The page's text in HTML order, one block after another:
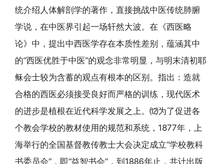
统介绍人体解剖学的著作，直接挑战中医传统肺腑
学说，在中医界引起一场轩然大波。在《西医略
论》中，提出中西医学存在本质性差别，蕴涵其中
的“西医优胜于中医”的观念非常明显，与明末清初耶
稣会士较为含蓄的观点有根本的区别。指出：造就
合格的西医必须接受良好而严格的训练，现代医术
的进步是植根在近代科学发展之上。⑿为了促进各
个教会学校的教材使用的规范和系统，1877年，上
海举行的全国基督教传教士大会决定成立“学校教科
书委员会”，即“益智书会”，到1886年止，共计出版